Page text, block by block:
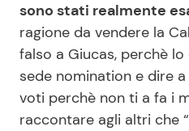
Info
Chi siamo
sono stati realmente
ragione da vendere la
falso a Giucas, perchè
sede nomination e dire
voti perchè non ti a fa i
raccontare agli altri che “